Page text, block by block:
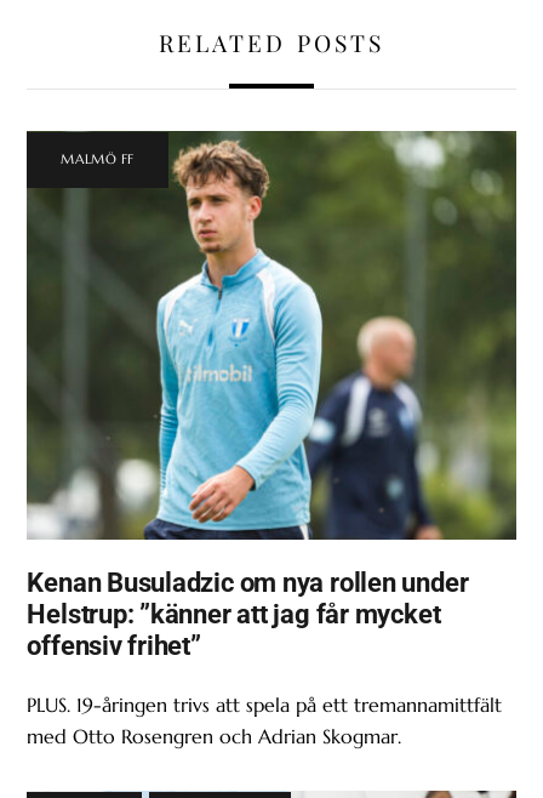
RELATED POSTS
MALMÖ FF
Kenan Busuladzic om nya rollen under
Helstrup: ”känner att jag får mycket
offensiv frihet”
PLUS. 19-åringen trivs att spela på ett tremannamittfält
med Otto Rosengren och Adrian Skogmar.